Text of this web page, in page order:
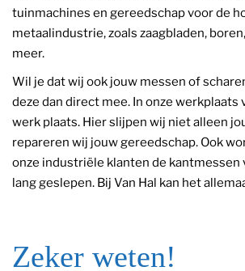
tuinmachines en gereedschap voor de
metaalindustrie, zoals zaagbladen,
meer.
Wil je dat wij ook jouw messen of
deze dan direct mee. In onze werkplaats
werk plaats. Hier slijpen wij niet alleen
repareren wij jouw gereedschap. Ook
onze industriële klanten de kantmessen
lang geslepen. Bij Van Hal kan het
Zeker weten!